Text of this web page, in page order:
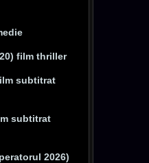
film thriller
subtitrat
subtitrat
2026)